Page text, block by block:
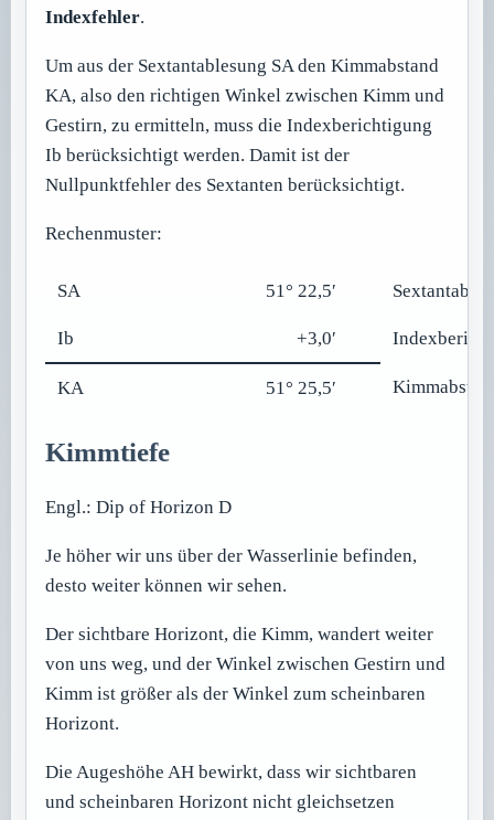
Indexfehler.
Um aus der Sextantablesung SA den Kimmabstand
KA, also den richtigen Winkel zwischen Kimm und
Gestirn, zu ermitteln, muss die Indexberichtigung
Ib berücksichtigt werden. Damit ist der
Nullpunktfehler des Sextanten berücksichtigt.
Rechenmuster:
SA 51° 22,5′
Ib +3,0′
KA 51° 25,5′
Kimmtiefe
Engl.: Dip of Horizon D
Je höher wir uns über der Wasserlinie befinden,
desto weiter können wir sehen.
Der sichtbare Horizont, die Kimm, wandert weiter
von uns weg, und der Winkel zwischen Gestirn und
Kimm ist größer als der Winkel zum scheinbaren
Horizont.
Die Augeshöhe AH bewirkt, dass wir sichtbaren
und scheinbaren Horizont nicht gleichsetzen